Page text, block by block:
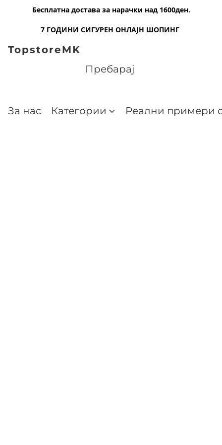
Бесплатна достава за нарачки над 1600ден.
7 ГОДИНИ СИГУРЕН ОНЛАЈН ШОПИНГ
TopstoreMK
За нас Категории Реални примери